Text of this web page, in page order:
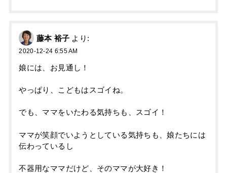
藤本 裕子 より:
2020-12-24 6:55 AM
娘には、お見通し！
やっぱり、こどもはスゴイね。
でも、ママをいたわる気持ちも、スゴイ！
ママが笑顔でいようとしている気持ちも、娘たちには
伝わっているし
不器用なママだけど、そのママが大好き！